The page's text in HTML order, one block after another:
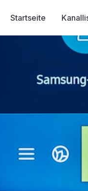
Startseite